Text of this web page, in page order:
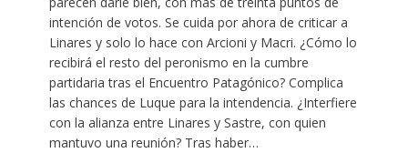
intención de votos. Se cuida por ahora de criticar a
Linares y solo lo hace con Arcioni y Macri. ¿Cómo lo
recibirá el resto del peronismo en la cumbre
partidaria tras el Encuentro Patagónico? Complica
las chances de Luque para la intendencia. ¿Interfiere
con la alianza entre Linares y Sastre, con quien
mantuvo una reunión? Tras haber…